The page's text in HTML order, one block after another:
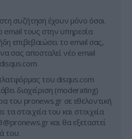
συζήτηση έχουν μόνο όσοι
email τους στην υπηρεσία
επιβεβαιώσει το email σας,
σας αποσταλεί νέο email
του disqus.com
διαχείριση (moderating)
του pronews.gr σε εθελοντική
τα στοιχεία του και στοιχεία
και θα εξεταστεί
του.